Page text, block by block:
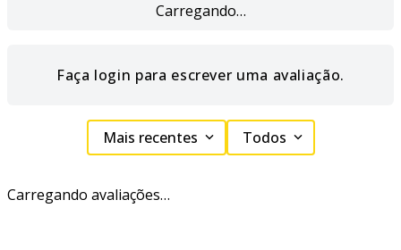
Carregando…
Faça login para escrever uma avaliação.
Mais recentes Todos
Carregando avaliações…